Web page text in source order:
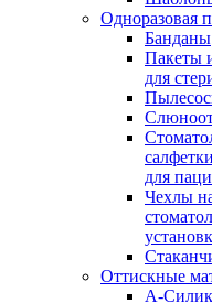
Одноразовая
Банданы
Пакеты
для
для
Чехлы
Оттискные
А-